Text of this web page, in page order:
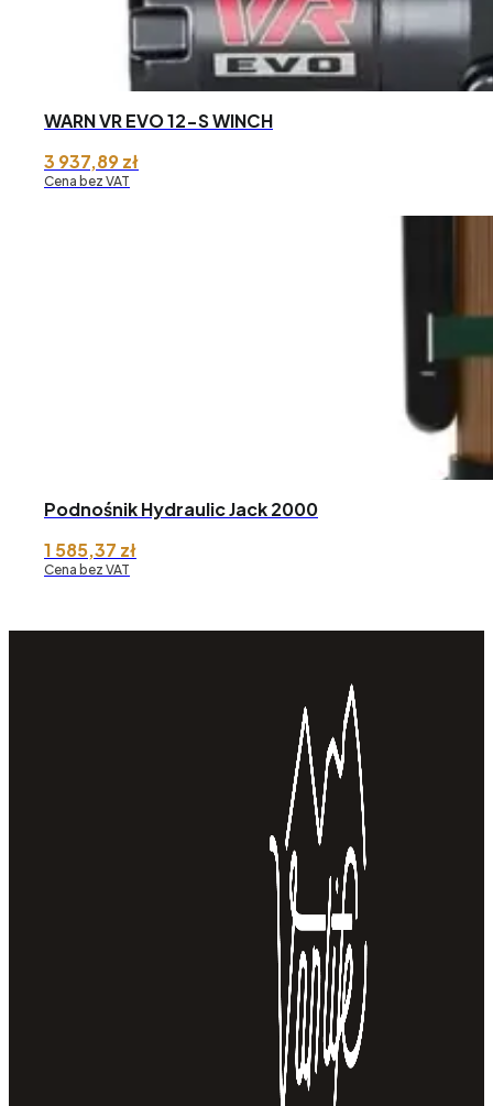
WARN VR EVO 12-S WINCH
3 937,89zł
Cena bez VAT
Podnośnik Hydraulic Jack 2000
1 585,37 zł
Cena bez VAT